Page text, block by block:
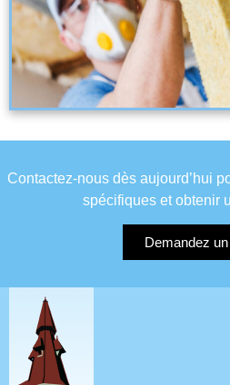
Contactez-nous dès aujourd’hui
spécifiques et obtenir
Demandez